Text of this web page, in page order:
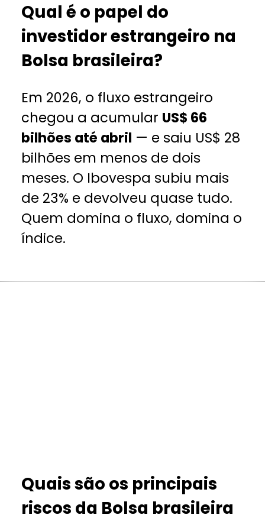
Em 2026, o fluxo estrangeiro
chegou a acumular US$ 66
bilhões até abril — e saiu US$ 28
bilhões em menos de dois
meses. O Ibovespa subiu mais
de 23% e devolveu quase tudo.
Quem domina o fluxo, domina o
índice.
Qual é o papel do
investidor estrangeiro na
Bolsa brasileira?
Quais são os principais
riscos da Bolsa brasileira